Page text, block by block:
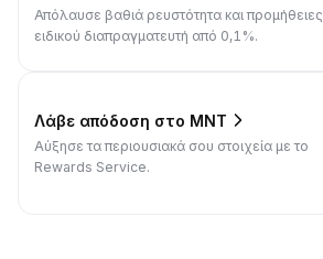
Απόλαυσε βαθιά ρευστότητα και προμήθειες
ειδικού διαπραγματευτή από 0,1%.
Λάβε απόδοση στο MNT
Αύξησε τα περιουσιακά σου στοιχεία με το
Rewards Service.